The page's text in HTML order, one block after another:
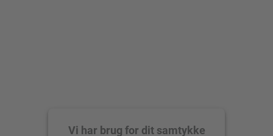
Vi har brug for dit samtykke